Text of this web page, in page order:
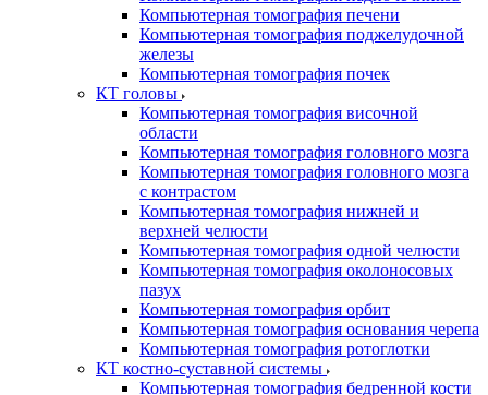
Компьютерная томография печени
Компьютерная томография поджелудочной
железы
Компьютерная томография почек
КТ головы
Компьютерная томография височной
области
Компьютерная томография головного мозга
Компьютерная томография головного мозга
с контрастом
Компьютерная томография нижней и
верхней челюсти
Компьютерная томография одной челюсти
Компьютерная томография околоносовых
пазух
Компьютерная томография орбит
Компьютерная томография основания черепа
Компьютерная томография ротоглотки
КТ костно-суставной системы
Компьютерная томография бедренной кости